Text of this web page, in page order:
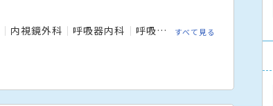
内視鏡外科 呼吸器内科 呼吸器外科 外科
すべて見る